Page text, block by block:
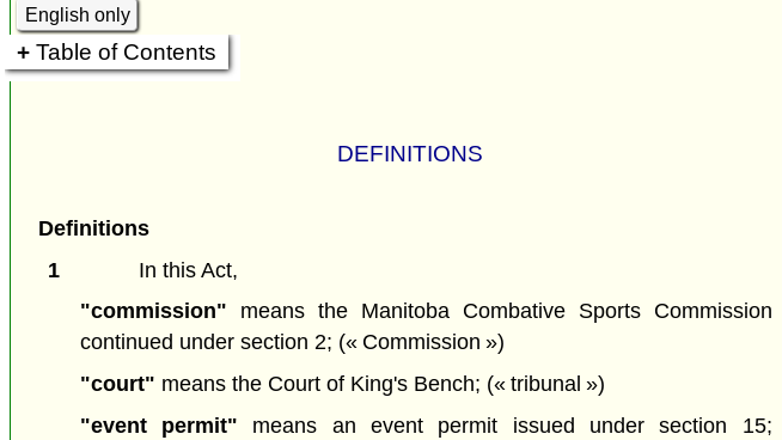
English only
Table of Contents
DEFINITIONS
Definitions
1
In this Act,
"commission" means the Manitoba Combative Sports Commission
continued under section 2; (« Commission »)
"court" means the Court of King's Bench; (« tribunal »)
"event permit" means an event permit issued under section 15;